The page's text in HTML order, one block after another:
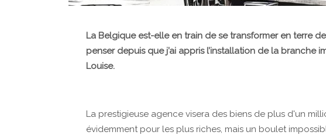
La Belgique est-elle en train de se transformer en terre
penser depuis que j’ai appris l’installation de la branche
Louise.
La prestigieuse agence visera des biens de plus d'un
évidemment pour les plus riches, mais un boulet